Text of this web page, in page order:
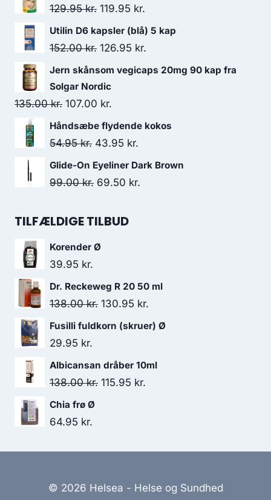
129.95kr. Den
oprindelige
pris
129.95 kr..
119.95 kr.
aktuelle
Utilin D6 kapsler (blå) 5 kap
152.00kr. Den
oprindelige
pris
var:
152.00 kr..
126.95 kr.
aktuelle
126.95 kr..
Jern skånsom vegicaps 20mg 90 kap fra
Solgar Nordic
135.00kr. Den
oprindelige
pris
135.00 kr..
107.00 kr.
aktuelle
pris
107.00 kr..
Håndsæbe flydende kokos
54.95kr. Den
oprindelige
pris
54.95 kr..
43.95 kr.
aktuelle
Glide-On Eyeliner Dark Brown
99.00kr. Den
pris
69.50 kr.
TILFÆLDIGE TILBUD
Korender Ø
39.95 kr.
Dr. Reckeweg R 20 50 ml
138.00kr. Den
oprindelige
var:
138.00 kr..
130.95 kr.
aktuelle
Fusilli fuldkorn (skruer) Ø
29.95 kr.
Albicansan dråber 10ml
138.00kr. Den
138.00 kr..
115.95 kr.
115.95 kr..
Chia frø Ø
64.95 kr.
© 2026 Helsea - Helse og Sundhed